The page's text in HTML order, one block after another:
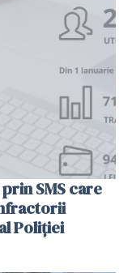
SMS care
Poliției